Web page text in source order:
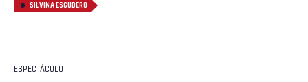
SILVINA ESCUDERO
ESPECTÁCULO